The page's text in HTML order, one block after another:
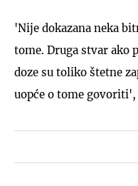
'Nije dokazana neka
tome. Druga stvar ako
doze su toliko štetne
uopće o tome govoriti',